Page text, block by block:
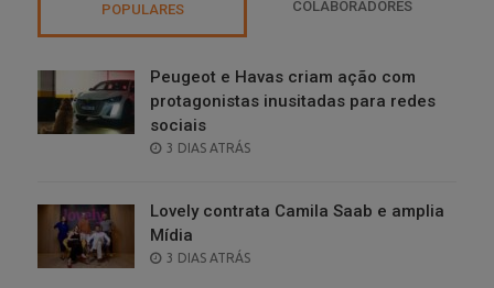
POPULARES COLABORADORES
Peugeot e Havas criam ação com
protagonistas inusitadas para redes
sociais
POSTED
3 DIAS ATRÁS
Lovely contrata Camila Saab e amplia
Mídia
POSTED
3 DIAS ATRÁS